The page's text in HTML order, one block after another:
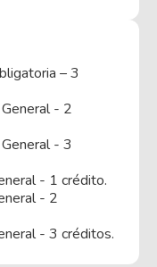
– 3
- 2
- 3
- 1 crédito.
- 2
- 3 créditos.